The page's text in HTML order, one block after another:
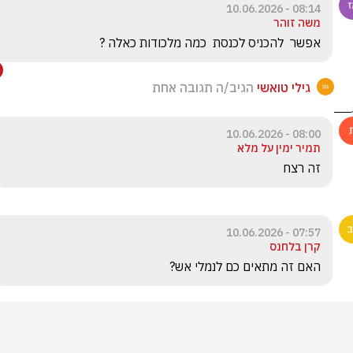
08:14 - 10.06.2026
משה זוהר
אפשר  להכניס לכנסת  כמה מלכודות כאלה ?
גילי טואשי הגיב/ה תגובה אחת
08:00 - 10.06.2026
תמיר ימין על מלא
זה רצח
07:57 - 10.06.2026
קרן בלחנס
האם זה מתאים כם לנמלי אש?